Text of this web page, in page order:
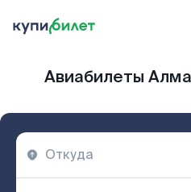
Авиабилеты